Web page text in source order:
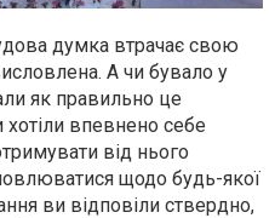
думка втрачає свою
А чи бувало у
як правильно це
впевнено себе
від нього
щодо будь-якої
ви відповіли ствердно,